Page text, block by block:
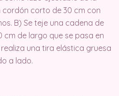
cordón corto de 30 cm con
B) Se teje una cadena de
cm de largo que se pasa en
una tira elástica gruesa
a lado.